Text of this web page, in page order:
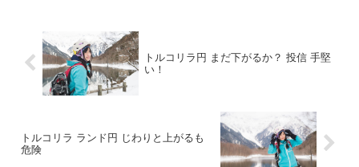
トルコリラ円 まだ下がるか？ 投信 手堅
い！
トルコリラ ランド円 じわりと上がるも
危険